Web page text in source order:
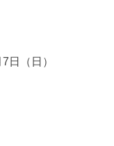
（日）